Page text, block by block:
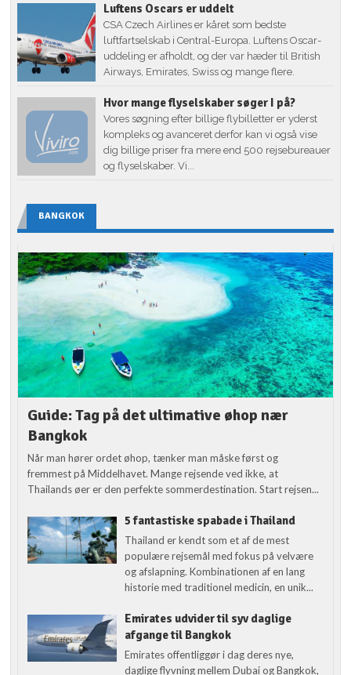
Luftens Oscars er uddelt
CSA Czech Airlines er kåret som bedste
luftfartselskab i Central-Europa. Luftens Oscar-
uddeling er afholdt, og der var hæder til British
Airways, Emirates, Swiss og mange flere.
Hvor mange flyselskaber søger I på?
Vores søgning efter billige flybilletter er yderst
kompleks og avanceret derfor kan vi også vise
dig billige priser fra mere end 500 rejsebureauer
og flyselskaber. Vi...
BANGKOK
Guide: Tag på det ultimative øhop nær
Bangkok
Når man hører ordet øhop, tænker man måske først og
fremmest på Middelhavet. Mange rejsende ved ikke, at
Thailands øer er den perfekte sommerdestination. Start rejsen...
5 fantastiske spabade i Thailand
Thailand er kendt som et af de mest
populære rejsemål med fokus på velvære
og afslapning. Kombinationen af en lang
historie med traditionel medicin, en unik...
Emirates udvider til syv daglige
afgange til Bangkok
Emirates offentliggør i dag deres nye,
daglige flyvning mellem Dubai og Bangkok,